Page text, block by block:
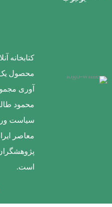
کتابخانه
محصول
آوری
محمود
سیاست
معاصر
است.